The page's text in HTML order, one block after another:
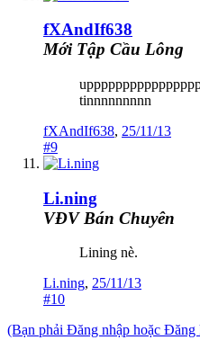
fXAndIf638
Mới Tập Cầu Lông
tinnnnnnnnn
fXAndIf638, 25/11/13
#9
Li.ning
VĐV Bán Chuyên
Lining nè.
Li.ning, 25/11/13
#10
(Bạn phải Đăng nhập hoặc